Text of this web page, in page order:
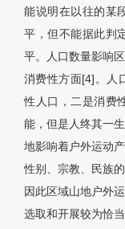
能说明在以往的某
平，但不能据此判
平。人口数量影响
消费性方面[4]。人
性人口，二是消费
能，但是人终其一
地影响着户外运动
性别、宗教、民族
因此区域山地户外
选取和开展较为恰